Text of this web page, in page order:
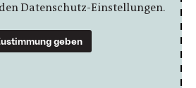
Datenschutz-Einstellungen.
geben